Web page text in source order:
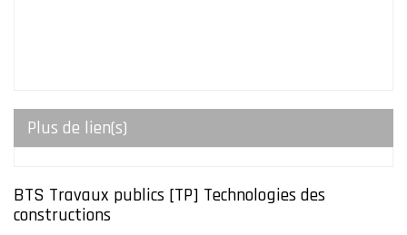
Plus de lien(s)
BTS Travaux publics [TP] Technologies des
constructions